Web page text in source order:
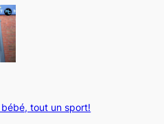
bébé, tout un sport!